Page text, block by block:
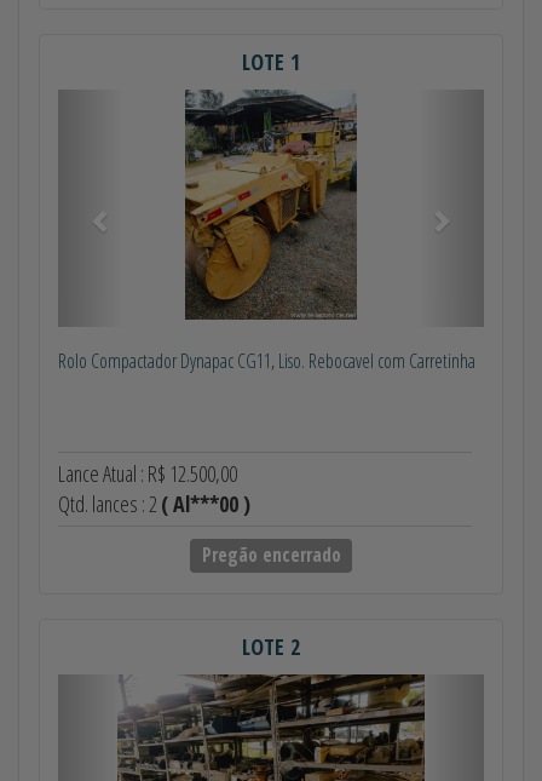
LOTE 1
Rolo Compactador Dynapac CG11, Liso. Rebocavel com Carretinha
Lance Atual : R$ 12.500,00
Qtd. lances : 2 ( Al***00 )
Pregão encerrado
LOTE 2
Anterior